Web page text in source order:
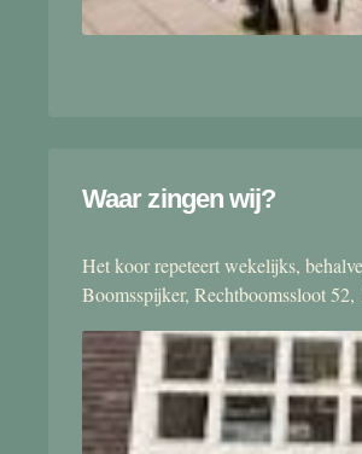
Waar zingen wij?
Het koor repeteert wekelijks,
Boomsspijker, Rechtboomssloot